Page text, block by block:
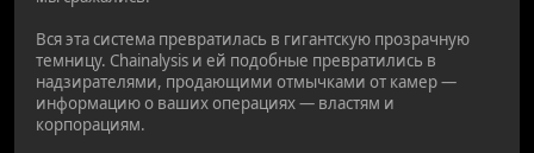
Вся эта система превратилась в гигантскую прозрачную
темницу. Chainalysis и ей подобные превратились в
надзирателями, продающими отмычками от камер —
информацию о ваших операциях — властям и
корпорациям.